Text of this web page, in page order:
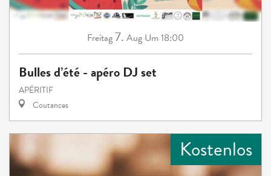
Freitag7. Aug Um 18:00
Bulles d’été - apéro DJ set
APÉRITIF
Coutances
Kostenlos